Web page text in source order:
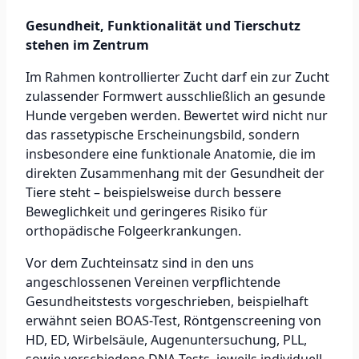
Gesundheit, Funktionalität und Tierschutz
stehen im Zentrum
Im Rahmen kontrollierter Zucht darf ein zur Zucht
zulassender Formwert ausschließlich an gesunde
Hunde vergeben werden. Bewertet wird nicht nur
das rassetypische Erscheinungsbild, sondern
insbesondere eine funktionale Anatomie, die im
direkten Zusammenhang mit der Gesundheit der
Tiere steht – beispielsweise durch bessere
Beweglichkeit und geringeres Risiko für
orthopädische Folgeerkrankungen.
Vor dem Zuchteinsatz sind in den uns
angeschlossenen Vereinen verpflichtende
Gesundheitstests vorgeschrieben, beispielhaft
erwähnt seien BOAS-Test, Röntgenscreening von
HD, ED, Wirbelsäule, Augenuntersuchung, PLL,